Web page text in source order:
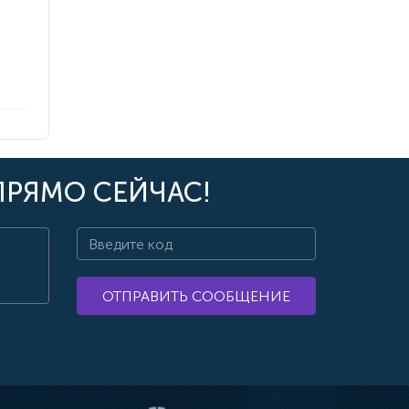
СЕЙЧАС!
ОТПРАВИТЬ СООБЩЕНИЕ